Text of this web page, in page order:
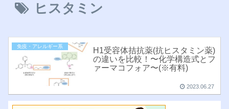
ヒスタミン
免疫・アレルギー系
H1受容体拮抗薬(抗ヒスタミン薬)
の違いを比較！〜化学構造式とフ
ァーマコフォア〜(※有料)
2023.06.27